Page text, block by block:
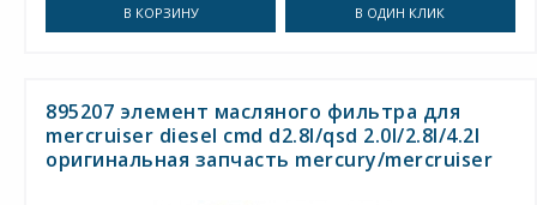
В КОРЗИНУ В ОДИН КЛИК
895207 элемент масляного фильтра для
mercruiser diesel cmd d2.8l/qsd 2.0l/2.8l/4.2l
оригинальная запчасть mercury/mercruiser